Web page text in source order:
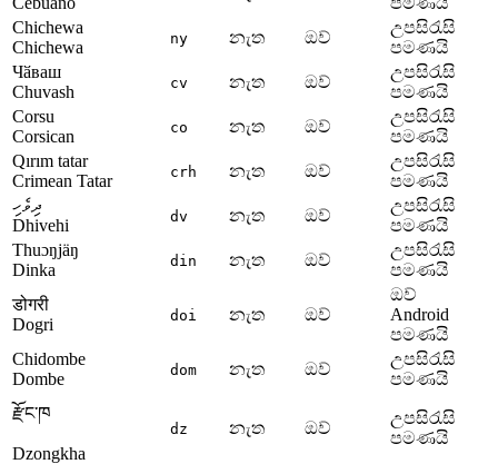
Chichewa
Chichewa
ny නැත ඔව්
උපසිරැසි
පමණයි
Чӑваш
Chuvash
cv නැත ඔව්
උපසිරැසි
පමණයි
Corsu
Corsican
co නැත ඔව්
උපසිරැසි
පමණයි
Qırım tatar
Crimean Tatar
crh නැත ඔව්
උපසිරැසි
පමණයි
ދިވެހި
Dhivehi
dv නැත ඔව්
උපසිරැසි
පමණයි
Thuɔŋjäŋ
Dinka
din නැත ඔව්
උපසිරැසි
පමණයි
डोगरी
Dogri
doi නැත ඔව්
ඔව්
Android
පමණයි
Chidombe
Dombe
dom නැත ඔව්
උපසිරැසි
පමණයි
རྫོང་ཁ
Dzongkha
dz නැත ඔව්
උපසිරැසි
පමණයි